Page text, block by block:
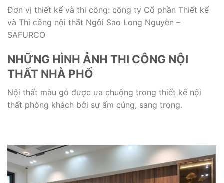
Đơn vị thiết kế và thi công: công ty Cổ phần Thiết kế
và Thi công nội thất Ngôi Sao Long Nguyễn –
SAFURCO
NHỮNG HÌNH ẢNH THI CÔNG NỘI
THẤT NHÀ PHỐ
Nội thất màu gỗ được ưa chuộng trong thiết kế nội
thất phòng khách bởi sự ấm cúng, sang trọng.